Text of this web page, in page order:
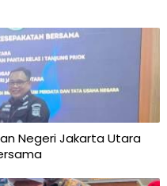
Negeri Jakarta Utara